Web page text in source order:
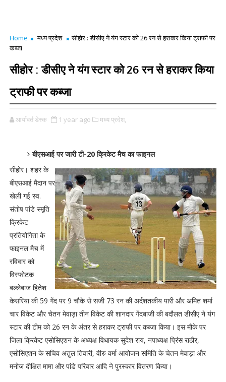
Home मध्य प्रदेश
सीहोर : डीसीए ने यंग स्टार को 26 रन से हराकर किया ट्राफी पर
कब्जा
सीहोर : डीसीए ने यंग स्टार को 26 रन से हराकर किया
ट्राफी पर कब्जा
आर्यावर्त डेस्क 1 year ago मध्य प्रदेश,
बीएसआई पर जारी टी-20 क्रिकेट मैच का फाइनल
सीहोर। शहर के
बीएसआई मैदान पर
खेली गई स्व.
संतोष पांडे स्मृति
क्रिकेट
प्रतियोगिता के
फाइनल मैच में
रविवार को
विस्फोटक
बल्लेबाज हितेश
केसरिया की 59 गेंद पर 9 चौके से सजी 73 रन की अर्दशतकीय पारी और अमित शर्मा
चार विकेट और चेतन मेवाड़ा तीन विकेट की शानदार गेंदबाजी की बदौलत डीसीए ने यंग
स्टार की टीम को 26 रन के अंतर से हराकर ट्राफी पर कब्जा किया। इस मौके पर
जिला क्रिकेट एसोसिएशन के अध्यक्ष विधायक सुदेश राय, नपाध्यक्ष प्रिंस राठौर,
एसोसिएशन के सचिव अतुल तिवारी, वीरु वर्मा आयोजन समिति के चेतन मेवाड़ा और
मनोज दीक्षित मामा और पांडे परिवार आदि ने पुरस्कार वितरण किया।